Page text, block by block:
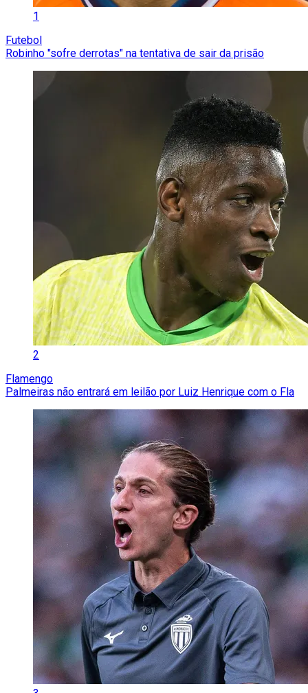
1
Futebol
Robinho "sofre derrotas" na tentativa de sair da prisão
2
Flamengo
Palmeiras não entrará em leilão por Luiz Henrique com o Fla